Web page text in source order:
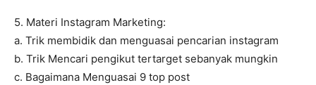
5. Materi Instagram Marketing:
a. Trik membidik dan menguasai pencarian instagram
b. Trik Mencari pengikut tertarget sebanyak mungkin
c. Bagaimana Menguasai 9 top post